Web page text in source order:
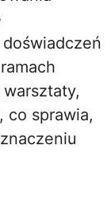
co sprawia,